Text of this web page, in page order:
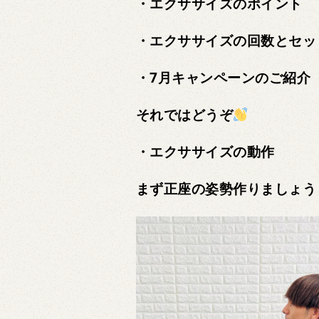
・エクササイズの回数とセ
・7月キャンペーンのご紹介
それではどうぞ
・エクササイズの動作
まず正座の姿勢作りましょう